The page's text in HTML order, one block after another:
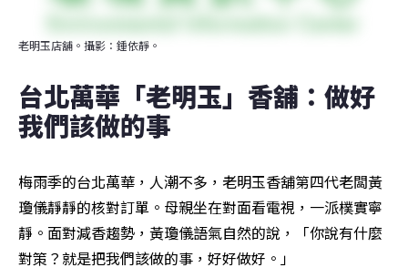
老明玉店舖。攝影：鍾依靜。
台北萬華「老明玉」香舖：做好
我們該做的事
梅雨季的台北萬華，人潮不多，老明玉香舖第四代老闆黃
瓊儀靜靜的核對訂單。母親坐在對面看電視，一派樸實寧
靜。面對減香趨勢，黃瓊儀語氣自然的說，「你說有什麼
對策？就是把我們該做的事，好好做好。」